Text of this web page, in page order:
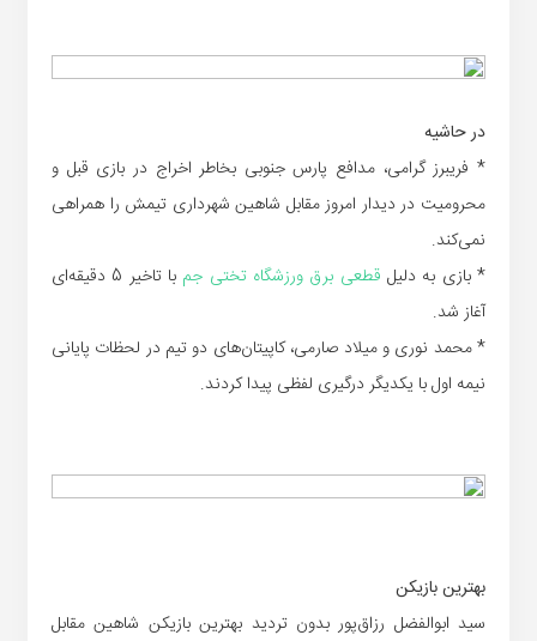
در حاشیه
* فریبرز گرامی، مدافع پارس جنوبی بخاطر اخراج در بازی قبل و
محرومیت در دیدار امروز مقابل شاهین شهرداری تیمش را همراهی
نمی‌کند.
* بازی به دلیل قطعی برق ورزشگاه تختی جم
با تاخیر 5 دقیقه‌ای
آغاز شد.
* محمد نوری و میلاد صارمی، کاپیتان‌های دو تیم در لحظات پایانی
نیمه اول با یکدیگر درگیری لفظی پیدا کردند.
بهترین بازیکن
سید ابوالفضل رزاق‌پور بدون تردید بهترین بازیکن شاهین مقابل